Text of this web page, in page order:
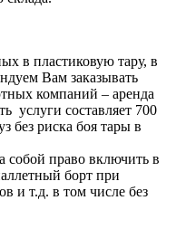
в пластиковую тару, в
Вам заказывать
компаний – аренда
услуги составляет 700
без риска боя тары в
собой право включить в
борт при
и т.д. в том числе без